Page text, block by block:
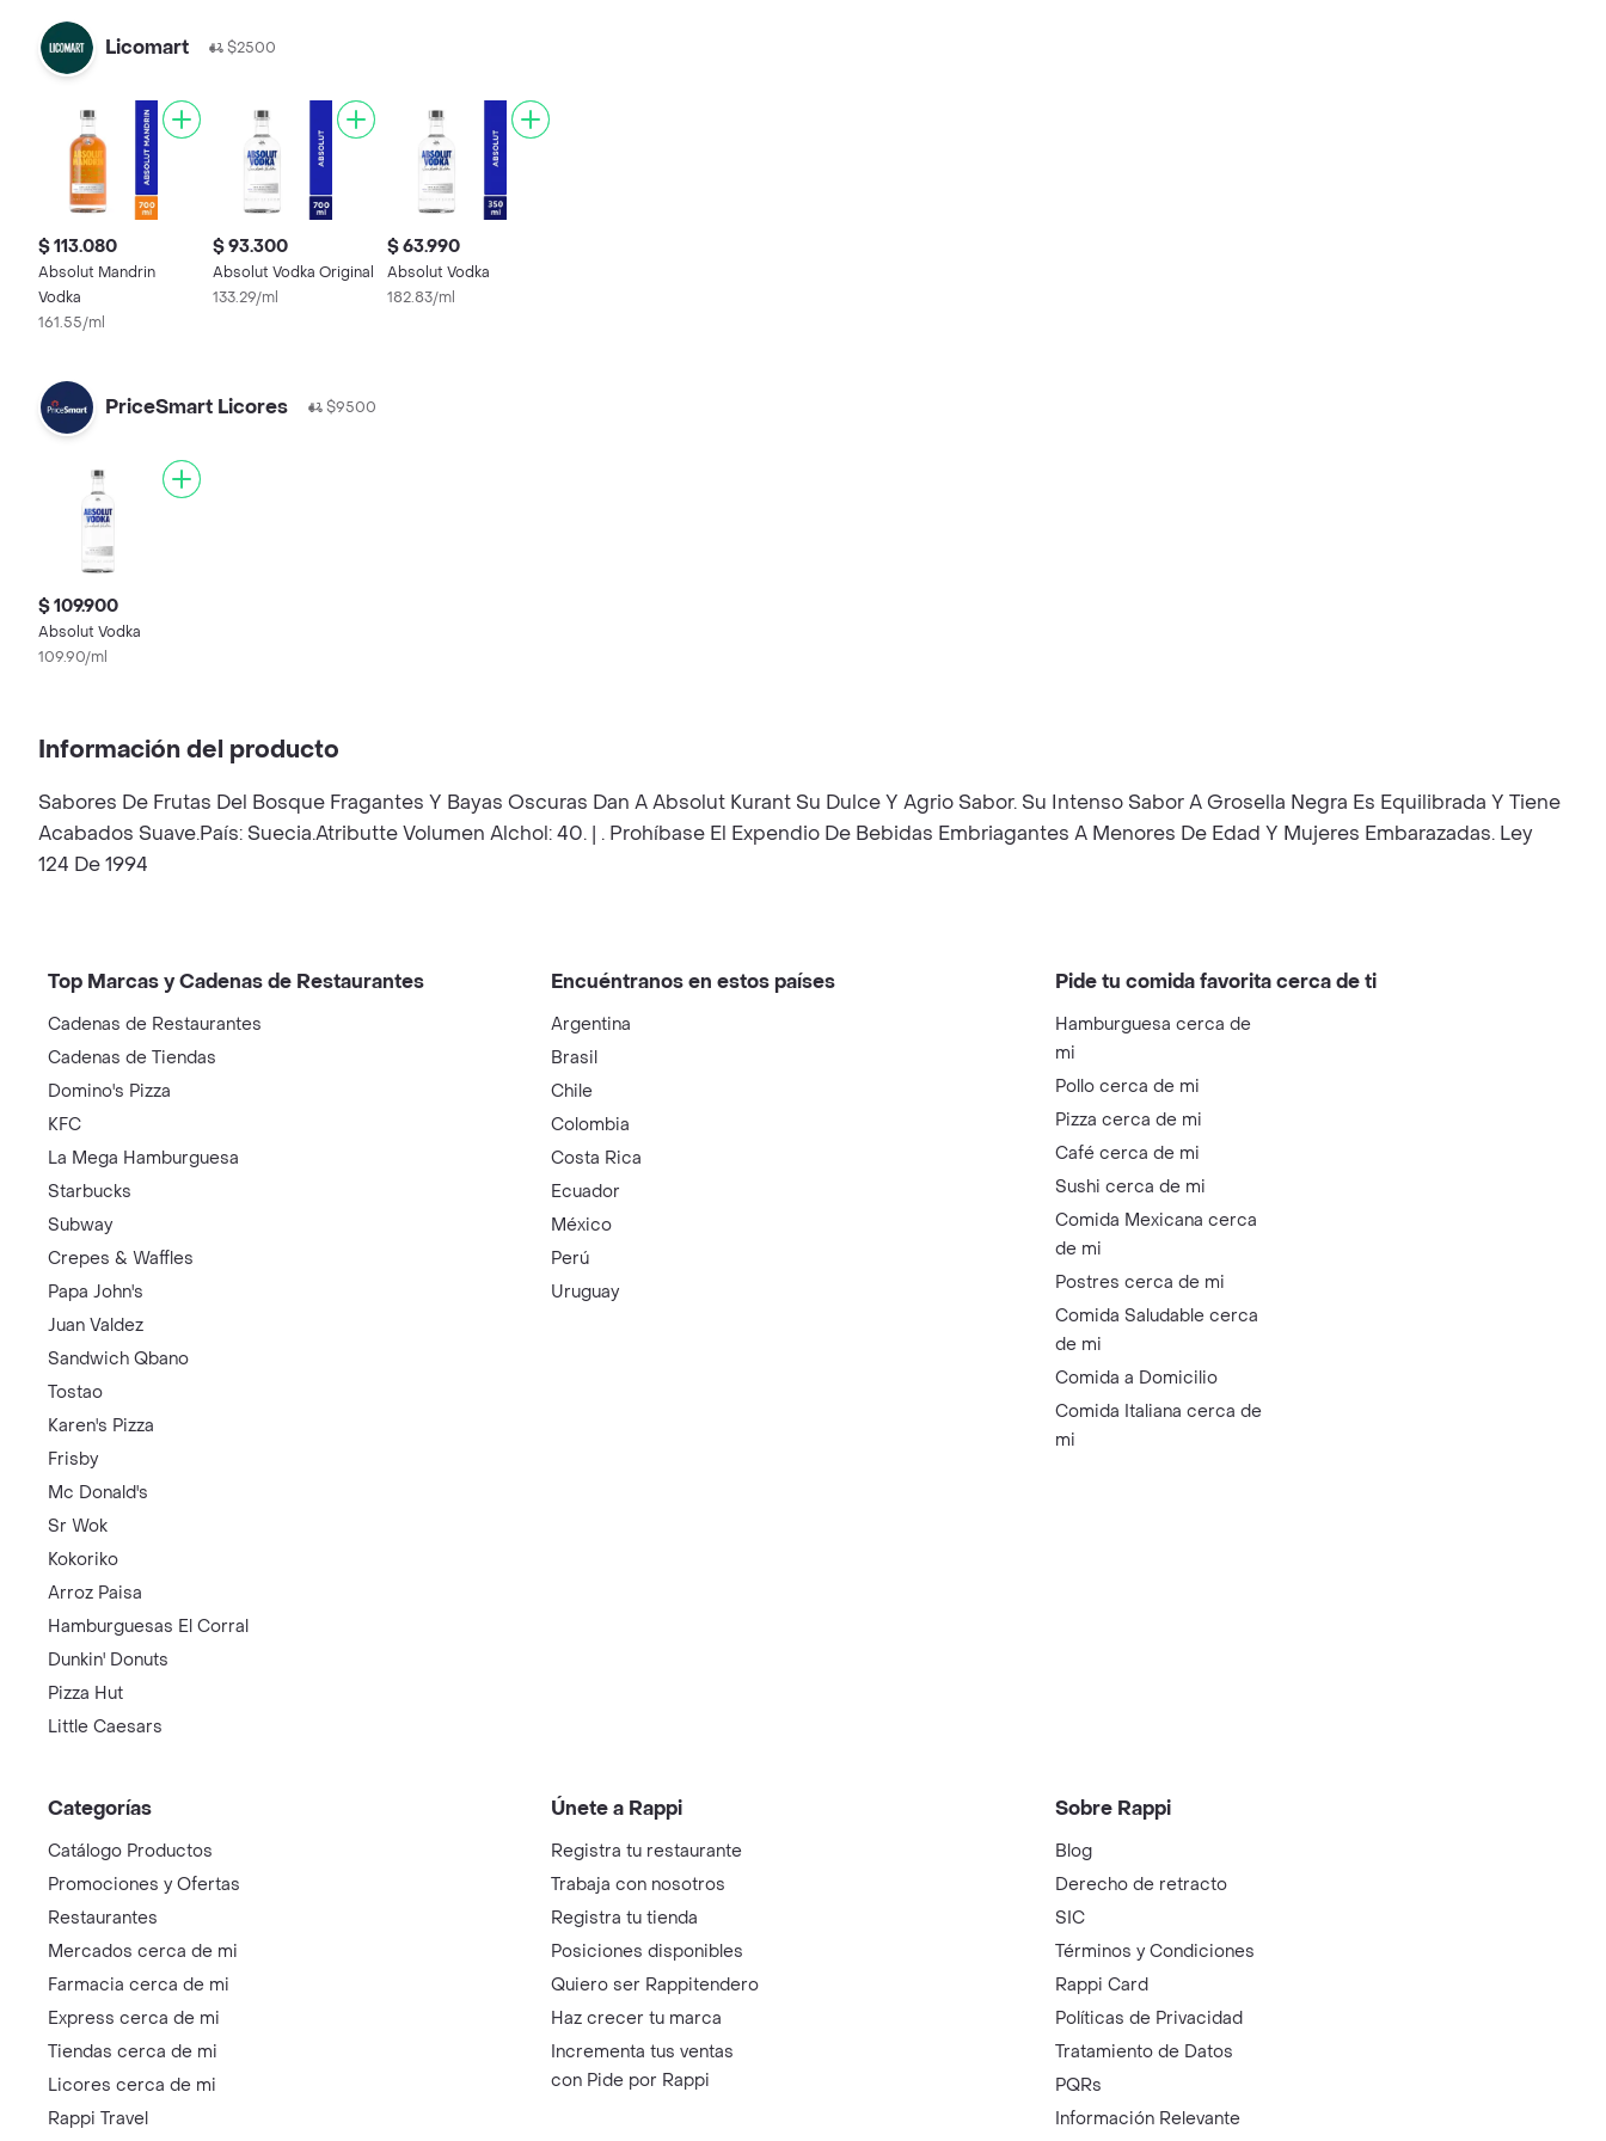
Licomart $2500
$ 113.080
Absolut Mandrin
Vodka
161.55/ml
$ 93.300
Absolut Vodka Original
133.29/ml
$ 63.990
Absolut Vodka
182.83/ml
PriceSmart Licores $9500
$ 109.900
Absolut Vodka
109.90/ml
Información del producto
Sabores De Frutas Del Bosque Fragantes Y Bayas Oscuras Dan A Absolut Kurant Su Dulce Y Agrio Sabor. Su Intenso Sabor A Grosella Negra Es Equilibrada Y Tiene
Acabados Suave.País: Suecia.Atributte Volumen Alchol: 40. | . Prohíbase El Expendio De Bebidas Embriagantes A Menores De Edad Y Mujeres Embarazadas. Ley
124 De 1994
Top Marcas y Cadenas de Restaurantes
Cadenas de Restaurantes
Cadenas de Tiendas
Domino's Pizza
KFC
La Mega Hamburguesa
Starbucks
Subway
Crepes & Waffles
Papa John's
Juan Valdez
Sandwich Qbano
Tostao
Karen's Pizza
Frisby
Mc Donald's
Sr Wok
Kokoriko
Arroz Paisa
Hamburguesas El Corral
Dunkin' Donuts
Pizza Hut
Little Caesars
Encuéntranos en estos países
Argentina
Brasil
Chile
Colombia
Costa Rica
Ecuador
México
Perú
Uruguay
Pide tu comida favorita cerca de ti
Hamburguesa cerca de
mi
Pollo cerca de mi
Pizza cerca de mi
Café cerca de mi
Sushi cerca de mi
Comida Mexicana cerca
de mi
Postres cerca de mi
Comida Saludable cerca
de mi
Comida a Domicilio
Comida Italiana cerca de
mi
Categorías
Catálogo Productos
Promociones y Ofertas
Restaurantes
Mercados cerca de mi
Farmacia cerca de mi
Express cerca de mi
Tiendas cerca de mi
Licores cerca de mi
Rappi Travel
Únete a Rappi
Registra tu restaurante
Trabaja con nosotros
Registra tu tienda
Posiciones disponibles
Quiero ser Rappitendero
Haz crecer tu marca
Incrementa tus ventas
con Pide por Rappi
Sobre Rappi
Blog
Derecho de retracto
SIC
Términos y Condiciones
Rappi Card
Políticas de Privacidad
Tratamiento de Datos
PQRs
Información Relevante